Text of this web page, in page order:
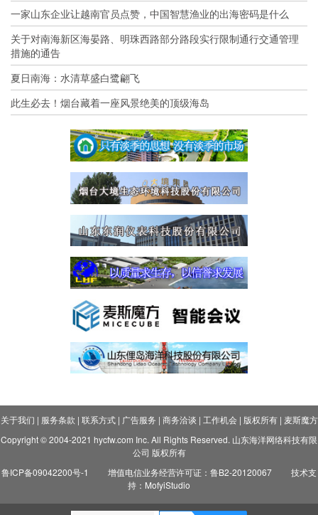
一家山东企业让越南官员点赞，中国智慧渔业的出海密码是什么
关于对南海新区海晏路、明珠西路部分路段实行限制通行交通管理
措施的通告
夏日南海：水清草盛白鹭翩飞
此生必去！烟台藏着一座风景绝美的顶级海岛
关于我们 | 服务条款 | 联系方式| 广告服务 | 商务洽谈 | 工作机会| 版权所有| 麦斯魔方
Copyright © 2004-2021 hycfw.com Inc. All Rights Reserved. 山东海洋网络科技有限
公司 版权所有
鲁ICP备09042200号-1
增值电信业务经营许可证：鲁B2-20120067
技术支
持：MofyiStudio